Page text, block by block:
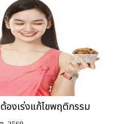
องเร่งแก้ไขพฤติกรรม